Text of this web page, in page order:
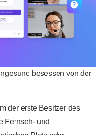
besessen von der
der erste Besitzer des
Fernseh- und